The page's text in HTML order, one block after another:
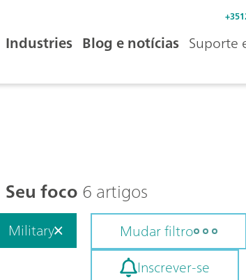
Industries Blog e notícias Suporte
Seu foco6 artigos
Military Mudar filtro
Inscrever-se